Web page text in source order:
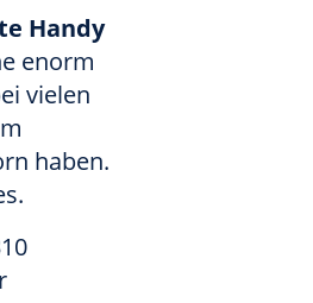
Handy
enorm
vielen
haben.